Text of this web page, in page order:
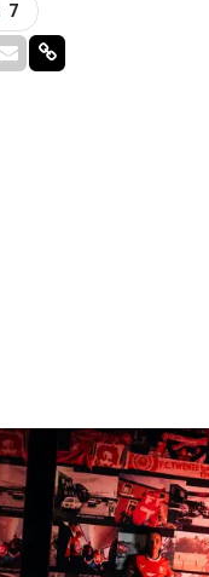
7
Twitter
op Whatsapp
Delen via Mail
Delen via link